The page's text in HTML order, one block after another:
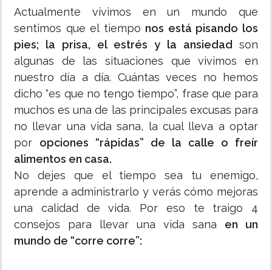
Actualmente vivimos en un mundo que
sentimos que el tiempo nos está pisando los
pies; la prisa, el estrés y la ansiedad son
algunas de las situaciones que vivimos en
nuestro día a día. Cuántas veces no hemos
dicho “es que no tengo tiempo”, frase que para
muchos es una de las principales excusas para
no llevar una vida sana, la cual lleva a optar
por opciones “rápidas” de la calle o freír
alimentos en casa.
No dejes que el tiempo sea tu enemigo,
aprende a administrarlo y verás cómo mejoras
una calidad de vida. Por eso te traigo 4
consejos para llevar una vida sana en un
mundo de “corre corre”: